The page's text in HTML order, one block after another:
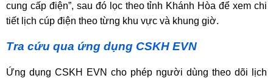
cung cấp điện”, sau đó lọc theo tỉnh Khánh Hòa để xem chi
tiết lịch cúp điện theo từng khu vực và khung giờ.
Tra cứu qua ứng dụng CSKH EVN
Ứng dụng CSKH EVN cho phép người dùng theo dõi lịch